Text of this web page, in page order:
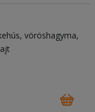
vöröshagyma